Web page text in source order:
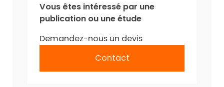
Vous êtes intéressé par une
publication ou une étude
Demandez-nous un devis
Contact